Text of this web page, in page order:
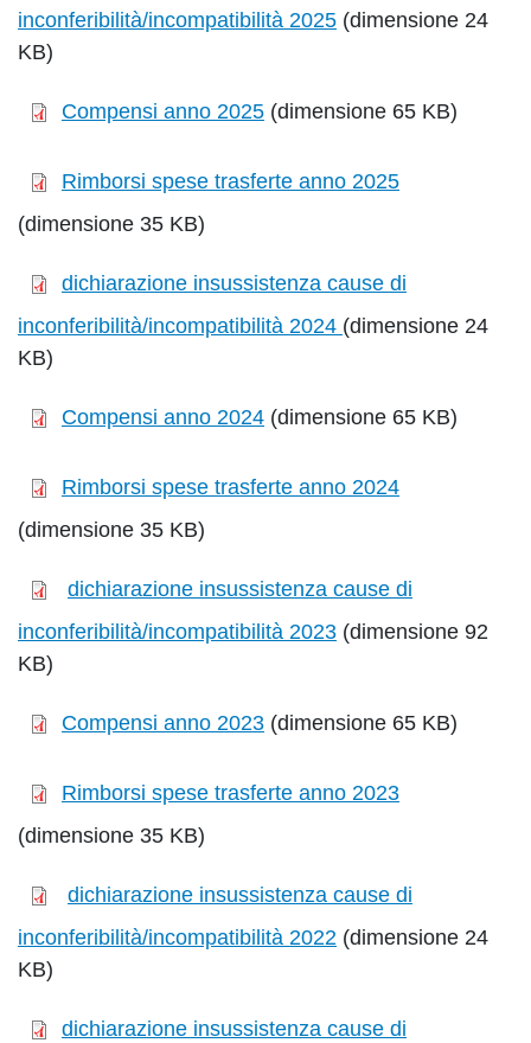
inconferibilità/incompatibilità 2025 (dimensione 24
KB)
Compensi anno 2025 (dimensione 65 KB)
Rimborsi spese trasferte anno 2025
(dimensione 35 KB)
dichiarazione insussistenza cause di
inconferibilità/incompatibilità 2024 (dimensione 24
KB)
Compensi anno 2024 (dimensione 65 KB)
Rimborsi spese trasferte anno 2024
(dimensione 35 KB)
dichiarazione insussistenza cause di
inconferibilità/incompatibilità 2023 (dimensione 92
KB)
Compensi anno 2023 (dimensione 65 KB)
Rimborsi spese trasferte anno 2023
(dimensione 35 KB)
dichiarazione insussistenza cause di
inconferibilità/incompatibilità 2022 (dimensione 24
KB)
dichiarazione insussistenza cause di